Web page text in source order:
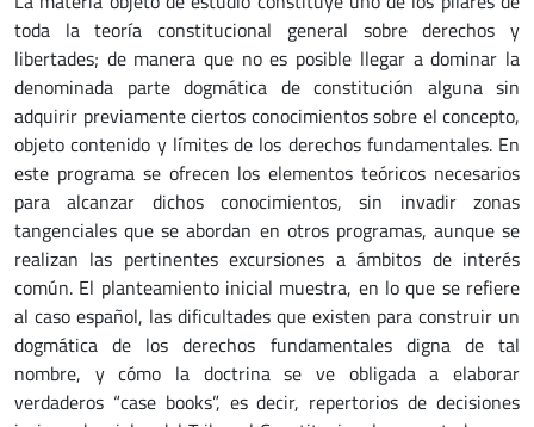
toda la teoría constitucional general sobre derechos y
libertades; de manera que no es posible llegar a dominar la
denominada parte dogmática de constitución alguna sin
adquirir previamente ciertos conocimientos sobre el concepto,
objeto contenido y límites de los derechos fundamentales. En
este programa se ofrecen los elementos teóricos necesarios
para alcanzar dichos conocimientos, sin invadir zonas
tangenciales que se abordan en otros programas, aunque se
realizan las pertinentes excursiones a ámbitos de interés
común. El planteamiento inicial muestra, en lo que se refiere
al caso español, las dificultades que existen para construir un
dogmática de los derechos fundamentales digna de tal
nombre, y cómo la doctrina se ve obligada a elaborar
verdaderos “case books”, es decir, repertorios de decisiones